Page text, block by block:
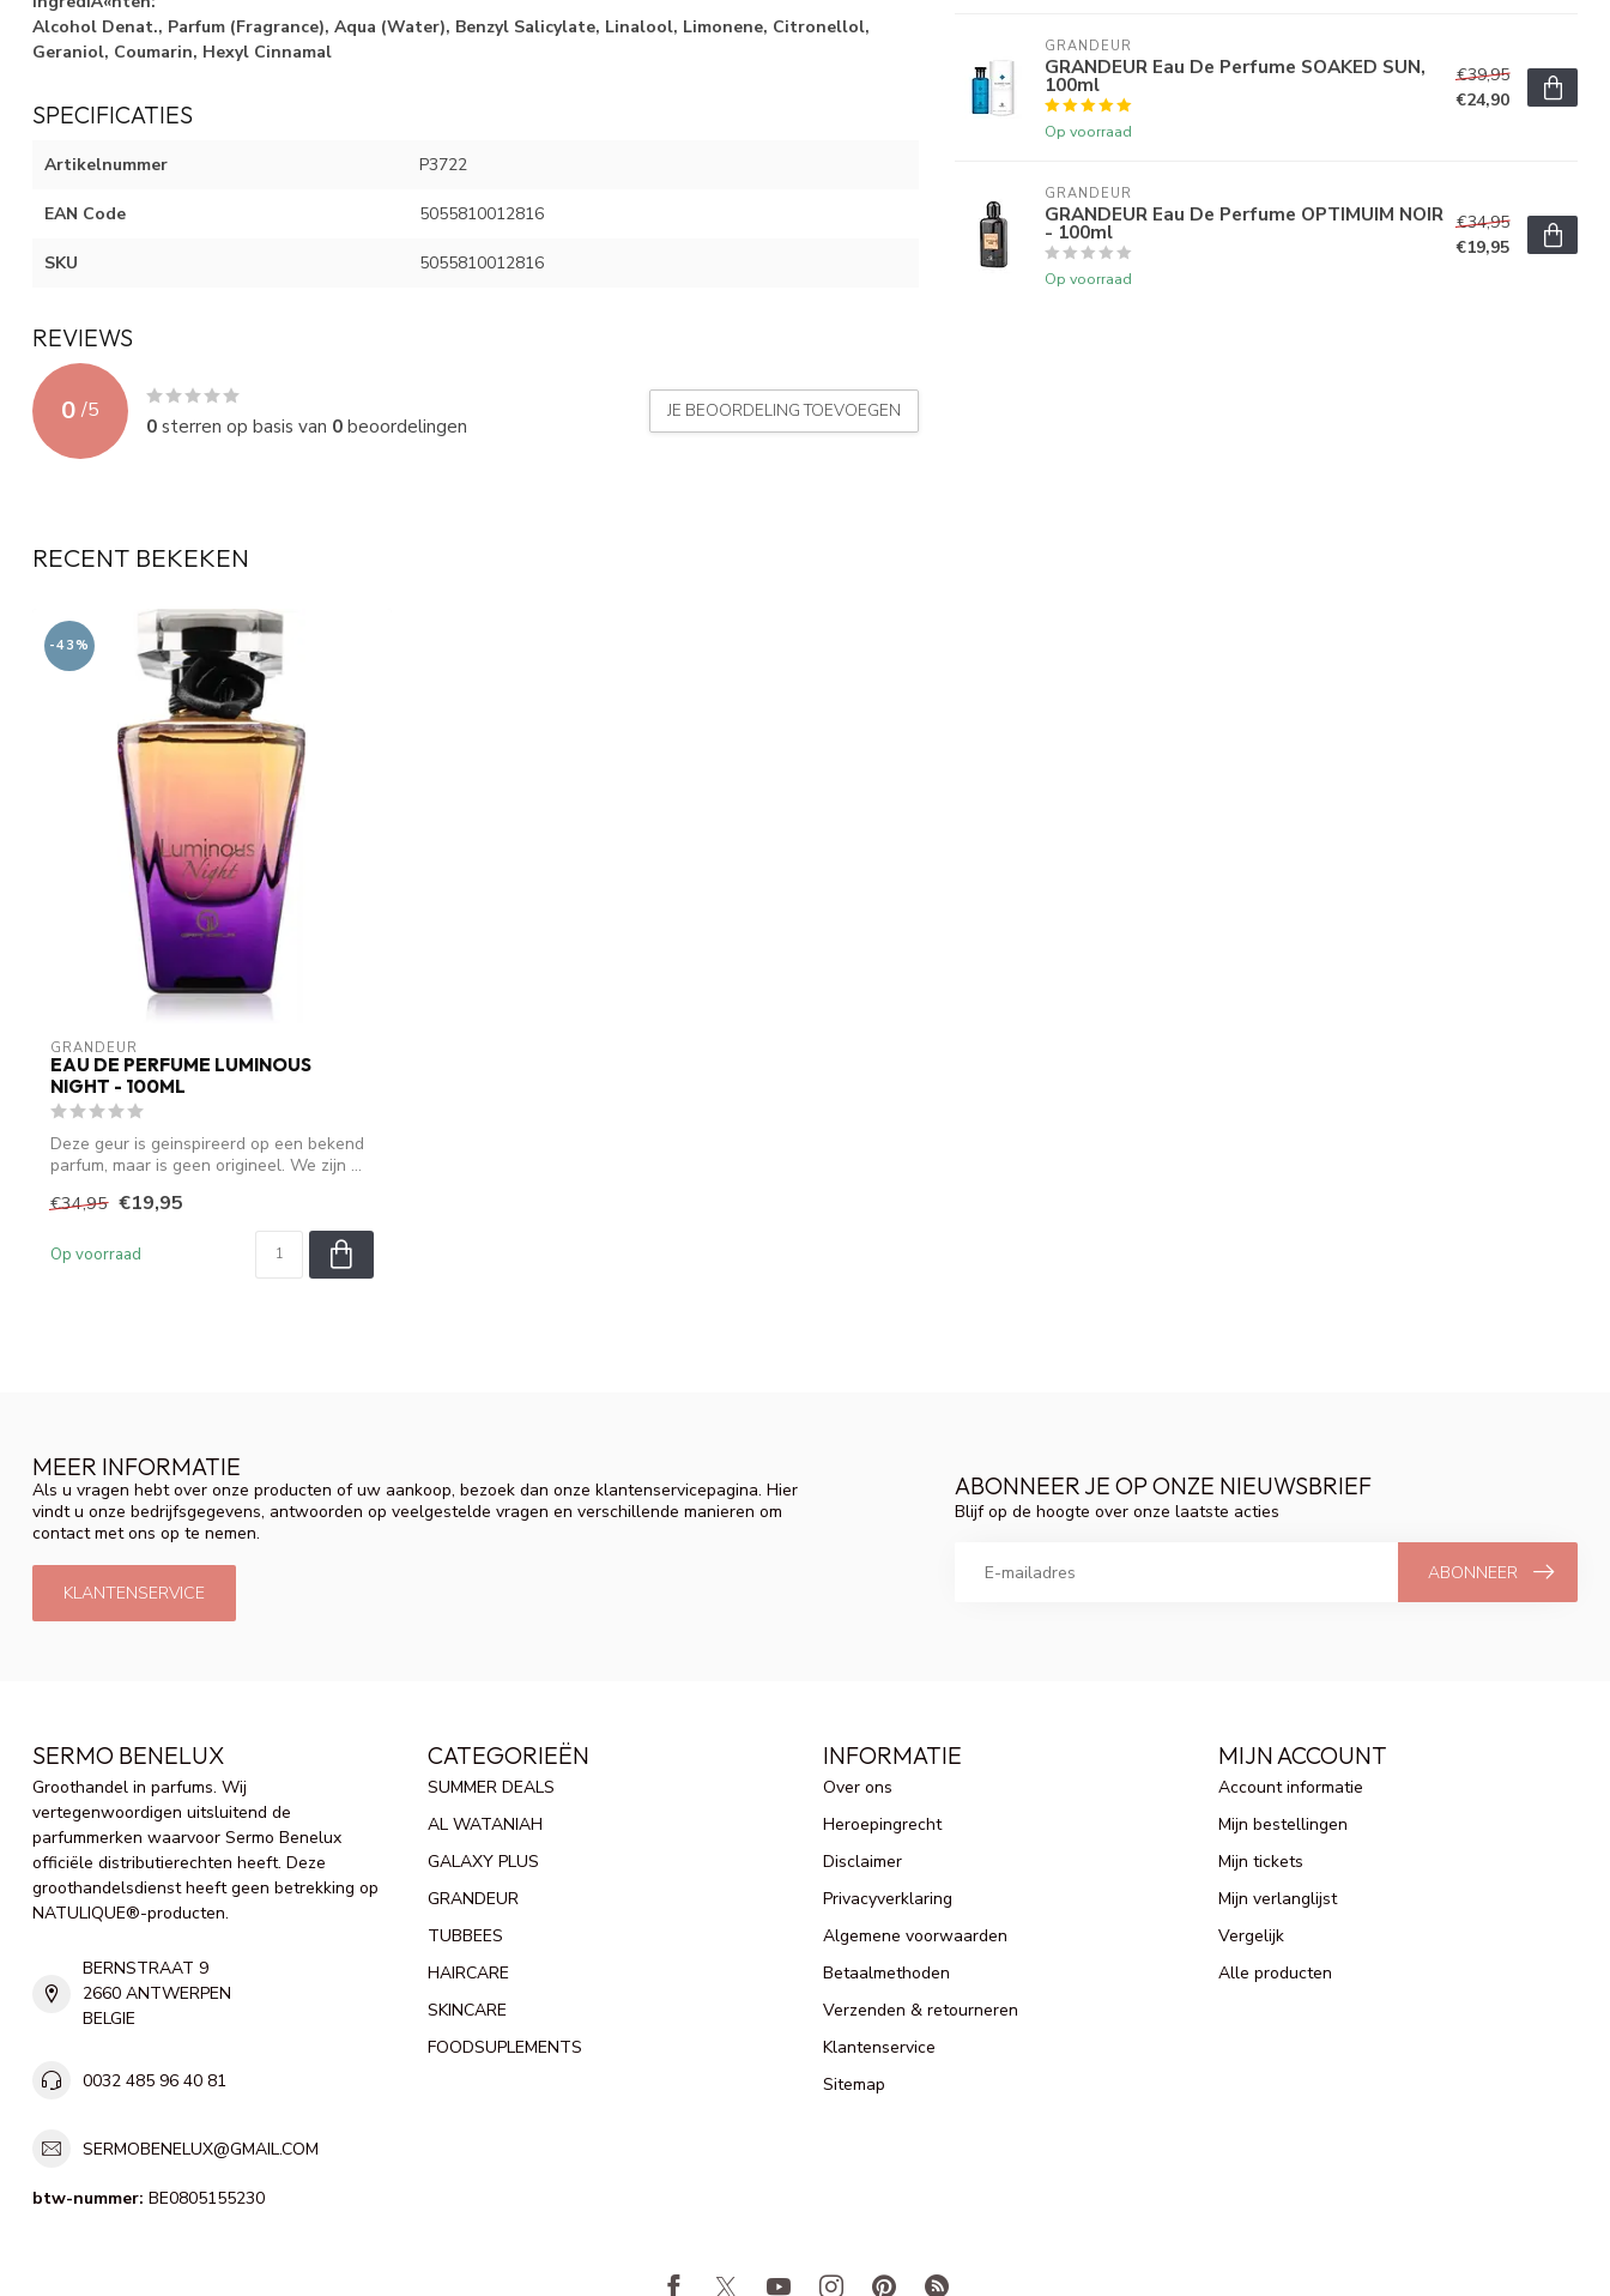
Alcohol Denat., Parfum (Fragrance), Aqua (Water), Benzyl Salicylate, Linalool, Limonene, Citronellol,
Geraniol, Coumarin, Hexyl Cinnamal
SPECIFICATIES
Artikelnummer P3722
EAN Code 5055810012816
SKU 5055810012816
REVIEWS
0 /5
0sterren op basis van 0beoordelingen
JE BEOORDELING TOEVOEGEN
GRANDEUR
GRANDEUR Eau De Perfume SOAKED SUN,
100ml
Op voorraad
€39,95
€24,90
GRANDEUR
GRANDEUR Eau De Perfume OPTIMUIM NOIR
- 100ml
Op voorraad
€34,95
€19,95
RECENT BEKEKEN
-43%
GRANDEUR
EAU DE PERFUME LUMINOUS
NIGHT - 100ML
Deze geur is geinspireerd op een bekend
parfum, maar is geen origineel. We zijn ...
€34,95 €19,95
Op voorraad
MEER INFORMATIE
Als u vragen hebt over onze producten of uw aankoop, bezoek dan onze klantenservicepagina. Hier
vindt u onze bedrijfsgegevens, antwoorden op veelgestelde vragen en verschillende manieren om
contact met ons op te nemen.
KLANTENSERVICE
ABONNEER JE OP ONZE NIEUWSBRIEF
Blijf op de hoogte over onze laatste acties
ABONNEER
SERMO BENELUX
Groothandel in parfums. Wij
vertegenwoordigen uitsluitend de
parfummerken waarvoor Sermo Benelux
officiële distributierechten heeft. Deze
groothandelsdienst heeft geen betrekking op
NATULIQUE®-producten.
BERNSTRAAT 9
2660 ANTWERPEN
BELGIE
0032 485 96 40 81
SERMOBENELUX@GMAIL.COM
btw-nummer: BE0805155230
CATEGORIEËN
SUMMER DEALS
AL WATANIAH
GALAXY PLUS
GRANDEUR
TUBBEES
HAIRCARE
SKINCARE
FOODSUPLEMENTS
INFORMATIE
Over ons
Heroepingrecht
Disclaimer
Privacyverklaring
Algemene voorwaarden
Betaalmethoden
Verzenden & retourneren
Klantenservice
Sitemap
MIJN ACCOUNT
Account informatie
Mijn bestellingen
Mijn tickets
Mijn verlanglijst
Vergelijk
Alle producten